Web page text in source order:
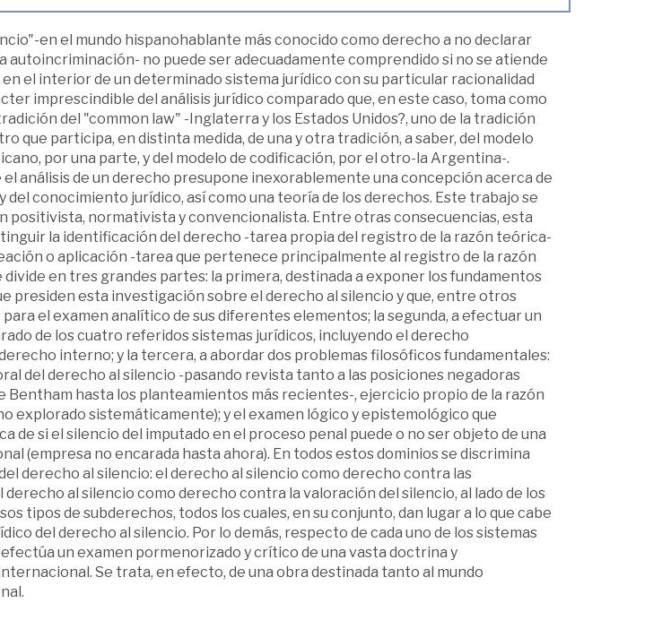
en el mundo hispanohablante más conocido como derecho a no declarar
autoincriminación- no puede ser adecuadamente comprendido si no se atiende
el interior de un determinado sistema jurídico con su particular racionalidad
imprescindible del análisis jurídico comparado que, en este caso, toma como
del "common law" -Inglaterra y los Estados Unidos?, uno de la tradición
que participa, en distinta medida, de una y otra tradición, a saber, del modelo
por una parte, y del modelo de codificación, por el otro-la Argentina-.
el análisis de un derecho presupone inexorablemente una concepción acerca de
del conocimiento jurídico, así como una teoría de los derechos. Este trabajo se
positivista, normativista y convencionalista. Entre otras consecuencias, esta
la identificación del derecho -tarea propia del registro de la razón teórica-
o aplicación -tarea que pertenece principalmente al registro de la razón
divide en tres grandes partes: la primera, destinada a exponer los fundamentos
presiden esta investigación sobre el derecho al silencio y que, entre otros
el examen analítico de sus diferentes elementos; la segunda, a efectuar un
de los cuatro referidos sistemas jurídicos, incluyendo el derecho
interno; y la tercera, a abordar dos problemas filosóficos fundamentales:
del derecho al silencio -pasando revista tanto a las posiciones negadoras
Bentham hasta los planteamientos más recientes-, ejercicio propio de la razón
explorado sistemáticamente); y el examen lógico y epistemológico que
de si el silencio del imputado en el proceso penal puede o no ser objeto de una
(empresa no encarada hasta ahora). En todos estos dominios se discrimina
derecho al silencio: el derecho al silencio como derecho contra las
al silencio como derecho contra la valoración del silencio, al lado de los
tipos de subderechos, todos los cuales, en su conjunto, dan lugar a lo que cabe
del derecho al silencio. Por lo demás, respecto de cada uno de los sistemas
un examen pormenorizado y crítico de una vasta doctrina y
Se trata, en efecto, de una obra destinada tanto al mundo